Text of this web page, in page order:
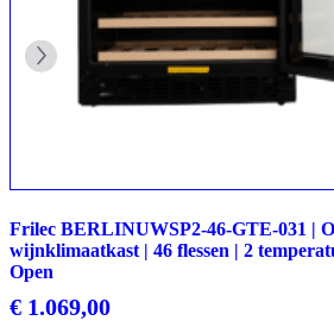
Frilec BERLINUWSP2-46-GTE-031 |
wijnklimaatkast | 46 flessen | 2
Open
€ 1.069,00